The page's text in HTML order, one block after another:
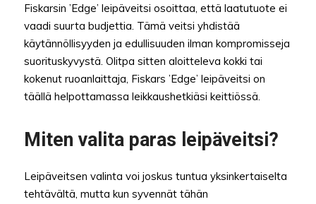
Fiskarsin ’Edge’ leipäveitsi osoittaa, että laatutuote ei
vaadi suurta budjettia. Tämä veitsi yhdistää
käytännöllisyyden ja edullisuuden ilman kompromisseja
suorituskyvystä. Olitpa sitten aloitteleva kokki tai
kokenut ruoanlaittaja, Fiskars ’Edge’ leipäveitsi on
täällä helpottamassa leikkaushetkiäsi keittiössä.
Miten valita paras leipäveitsi?
Leipäveitsen valinta voi joskus tuntua yksinkertaiselta
tehtävältä, mutta kun syvennät tähän